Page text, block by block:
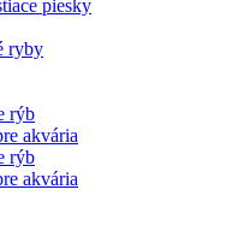
piesky
ryby
rýb
akvária
rýb
akvária